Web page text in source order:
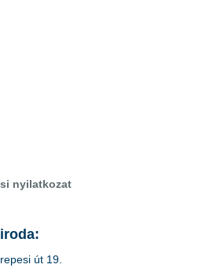
nyilatkozat
út 19.